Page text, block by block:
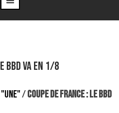
BBD VA EN 1/8
/COUPE DE FRANCE : LE BBD